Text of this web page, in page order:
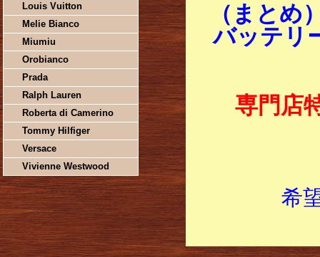
Louis Vuitton
Melie Bianco
Miumiu
Orobianco
Prada
Ralph Lauren
Roberta di Camerino
Tommy Hilfiger
Versace
Vivienne Westwood
（まとめ
バッテリ
専門店
希